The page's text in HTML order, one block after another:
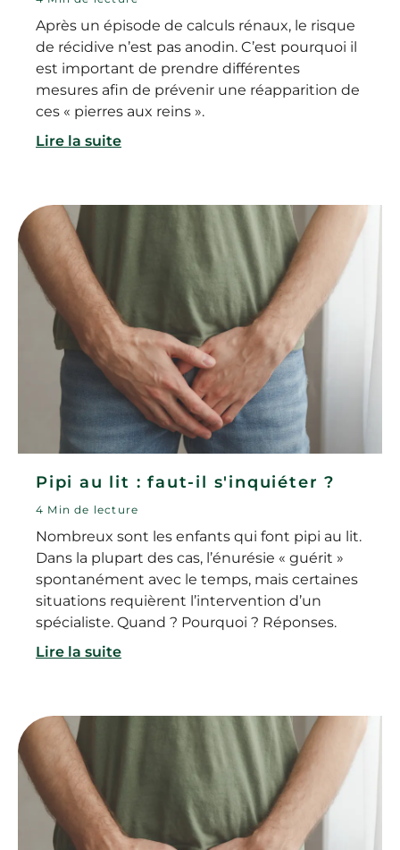
Après un épisode de calculs rénaux, le risque
de récidive n’est pas anodin. C’est pourquoi il
est important de prendre différentes
mesures afin de prévenir une réapparition de
ces « pierres aux reins ».
Lire la suite
Pipi au lit : faut-il s'inquiéter ?
4 Min de lecture
Nombreux sont les enfants qui font pipi au lit.
Dans la plupart des cas, l’énurésie « guérit »
spontanément avec le temps, mais certaines
situations requièrent l’intervention d’un
spécialiste. Quand ? Pourquoi ? Réponses.
Lire la suite